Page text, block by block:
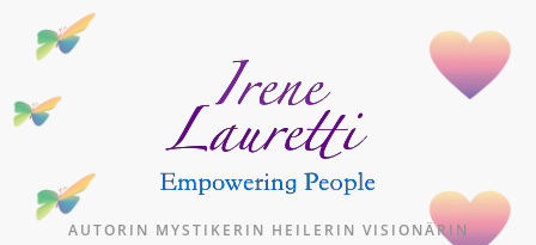
Inhalt
AUTORIN MYSTIKERIN HEILERIN VISIONÄRIN